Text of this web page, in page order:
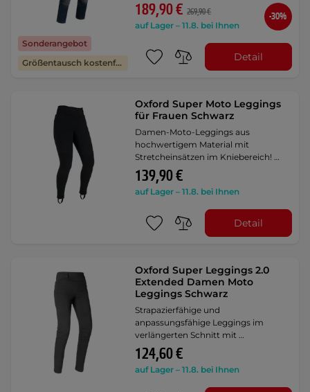
Sonderangebot
Größentausch kostenfrei
189,90 € 269,90 €
auf Lager – 11.8. bei Ihnen
-30%
Detail
Oxford Super Moto Leggings
für Frauen Schwarz
Damen-Moto-Leggings aus
hochwertigem Material mit
Stretcheinsätzen im Kniebereich! …
139,90 €
auf Lager – 11.8. bei Ihnen
Detail
Oxford Super Leggings 2.0
Extended Damen Moto
Leggings Schwarz
Strapazierfähige und
anpassungsfähige Leggings im
verlängerten Schnitt mit …
124,60 €
auf Lager – 11.8. bei Ihnen